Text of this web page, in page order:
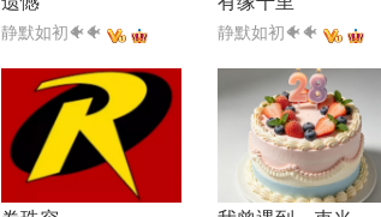
静默如初🐠🐠 静默如初🐠🐠